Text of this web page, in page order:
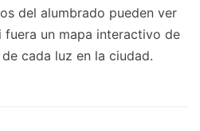
del alumbrado pueden ver
fuera un mapa interactivo de
cada luz en la ciudad.